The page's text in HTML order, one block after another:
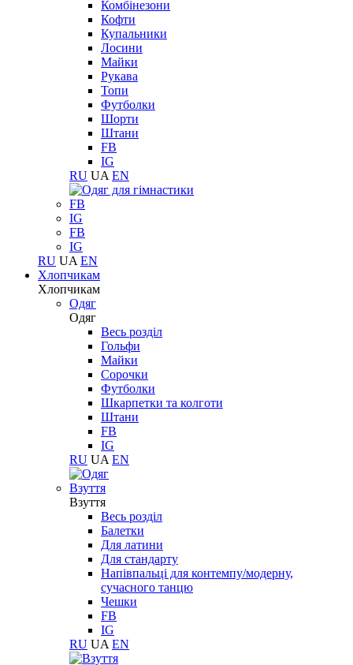
Комбінезони
Кофти
Купальники
Лосини
Майки
Рукава
Топи
Футболки
Шорти
Штани
FB
IG
RU UA EN
FB
IG
FB
IG
RU UA EN
Хлопчикам
Хлопчикам
Одяг
Одяг
Весь розділ
Гольфи
Майки
Сорочки
Футболки
Шкарпетки та колготи
Штани
FB
IG
RU UA EN
Взуття
Взуття
Весь розділ
Балетки
Для латини
Для стандарту
Напівпальці для контемпу/модерну,
сучасного танцю
Чешки
FB
IG
RU UA EN